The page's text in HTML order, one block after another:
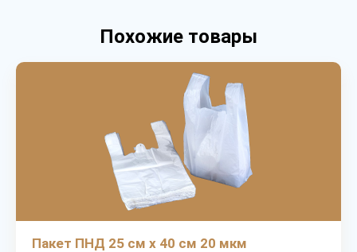
Похожие товары
Пакет ПНД 25 см х 40 см 20 мкм